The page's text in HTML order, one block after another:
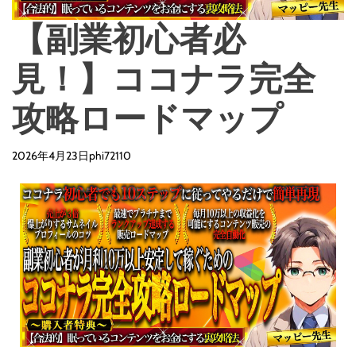
【副業初心者必
見！】ココナラ完全
攻略ロードマップ
2026年4月23日phi72110